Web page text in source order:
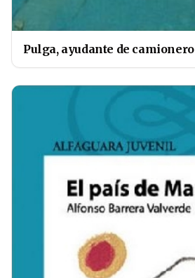
Pulga, ayudante de camionero